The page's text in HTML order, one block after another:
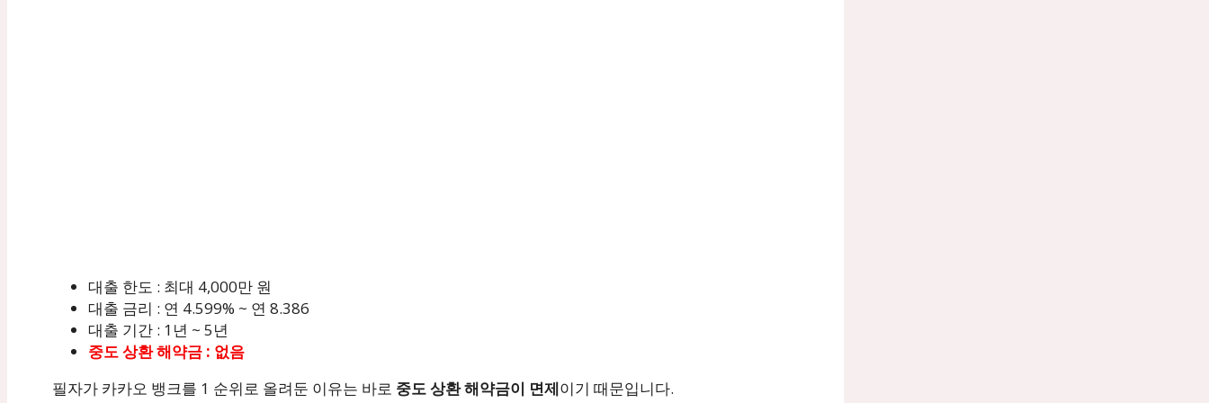
대출 한도 : 최대 4,000만 원
대출 금리 : 연 4.599% ~ 연 8.386
대출 기간 : 1년 ~ 5년
중도 상환 해약금 : 없음
필자가 카카오 뱅크를 1 순위로 올려둔 이유는 바로 중도 상환 해약금이 면제이기 때문입니다.